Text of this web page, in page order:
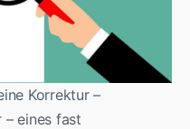
Korrektur –
– eines fast